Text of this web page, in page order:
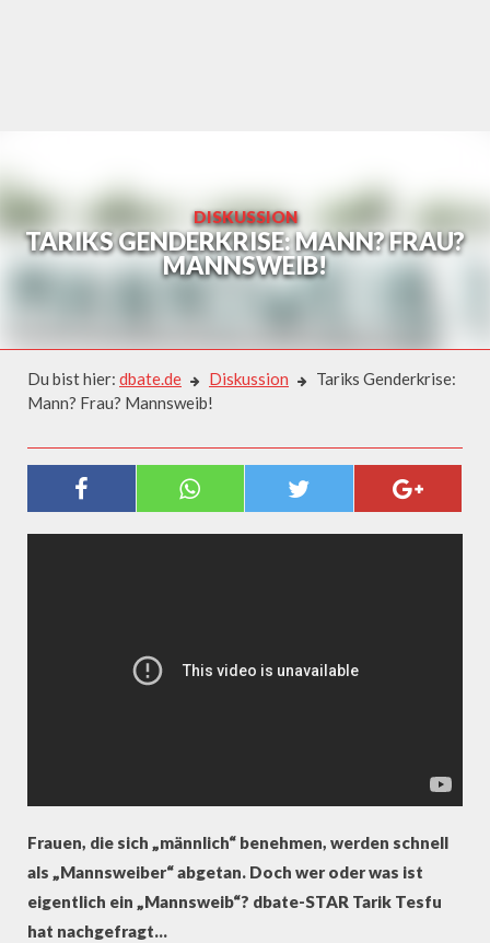
DISKUSSION
TARIKS GENDERKRISE: MANN? FRAU?
MANNSWEIB!
Du bist hier: dbate.de Diskussion
Tariks Genderkrise:
Mann? Frau? Mannsweib!
TARIKS GENDERKRISE: MANN?
FRAU? MANNSWEIB!
Frauen, die sich „männlich“ benehmen, werden schnell
als „Mannsweiber“ abgetan. Doch wer oder was ist
eigentlich ein „Mannsweib“? dbate-STAR Tarik Tesfu
hat nachgefragt…